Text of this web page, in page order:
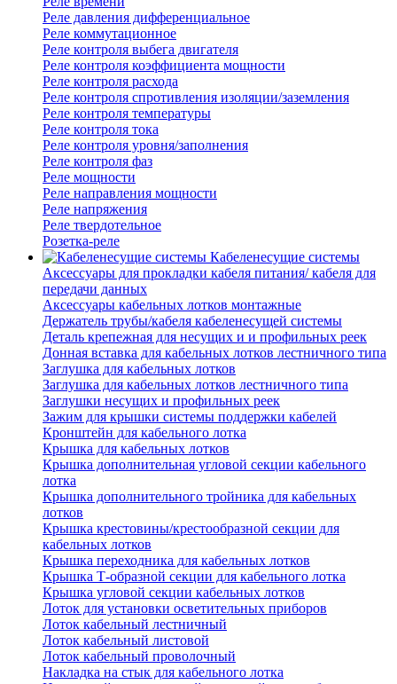
Реле давления дифференциальное
Реле коммутационное
Реле контроля выбега двигателя
Реле контроля коэффициента мощности
Реле контроля расхода
Реле контроля спротивления изоляции/заземления
Реле контроля температуры
Реле контроля тока
Реле контроля уровня/заполнения
Реле контроля фаз
Реле мощности
Реле направления мощности
Реле напряжения
Реле твердотельное
Розетка-реле
Кабеленесущие системы
Аксессуары для прокладки кабеля питания/ кабеля для
передачи данных
Аксессуары кабельных лотков монтажные
Держатель трубы/кабеля кабеленесущей системы
Деталь крепежная для несущих и и профильных реек
Донная вставка для кабельных лотков лестничного типа
Заглушка для кабельных лотков
Заглушка для кабельных лотков лестничного типа
Заглушки несущих и профильных реек
Зажим для крышки системы поддержки кабелей
Кронштейн для кабельного лотка
Крышка для кабельных лотков
Крышка дополнительная угловой секции кабельного
лотка
Крышка дополнительного тройника для кабельных
лотков
Крышка крестовины/крестообразной секции для
кабельных лотков
Крышка переходника для кабельных лотков
Крышка Т-образной секции для кабельного лотка
Крышка угловой секции кабельных лотков
Лоток для установки осветительных приборов
Лоток кабельный лестничный
Лоток кабельный листовой
Лоток кабельный проволочный
Накладка на стык для кабельного лотка